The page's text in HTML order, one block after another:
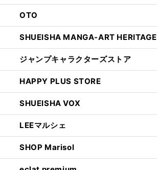
OTO
SHUEISHA MANGA-ART HERITAGE
ジャンプキャラクターズストア
HAPPY PLUS STORE
SHUEISHA VOX
LEEマルシェ
SHOP Marisol